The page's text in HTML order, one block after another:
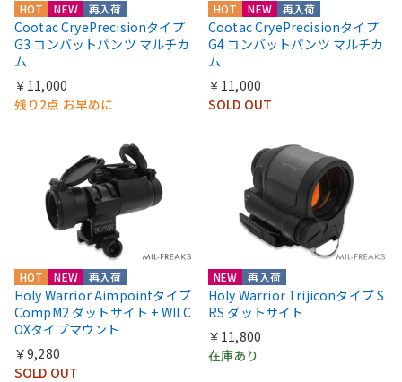
HOT NEW 再入荷
Cootac CryePrecisionタイプ
G3 コンバットパンツ マルチカ
ム
￥11,000
残り2点 お早めに
HOT NEW 再入荷
Cootac CryePrecisionタイプ
G4 コンバットパンツ マルチカ
ム
￥11,000
SOLD OUT
HOT NEW 再入荷
Holy Warrior Aimpointタイプ
CompM2 ダットサイト + WILC
OXタイプマウント
￥9,280
SOLD OUT
NEW 再入荷
Holy Warrior Trijiconタイプ S
RS ダットサイト
￥11,800
在庫あり